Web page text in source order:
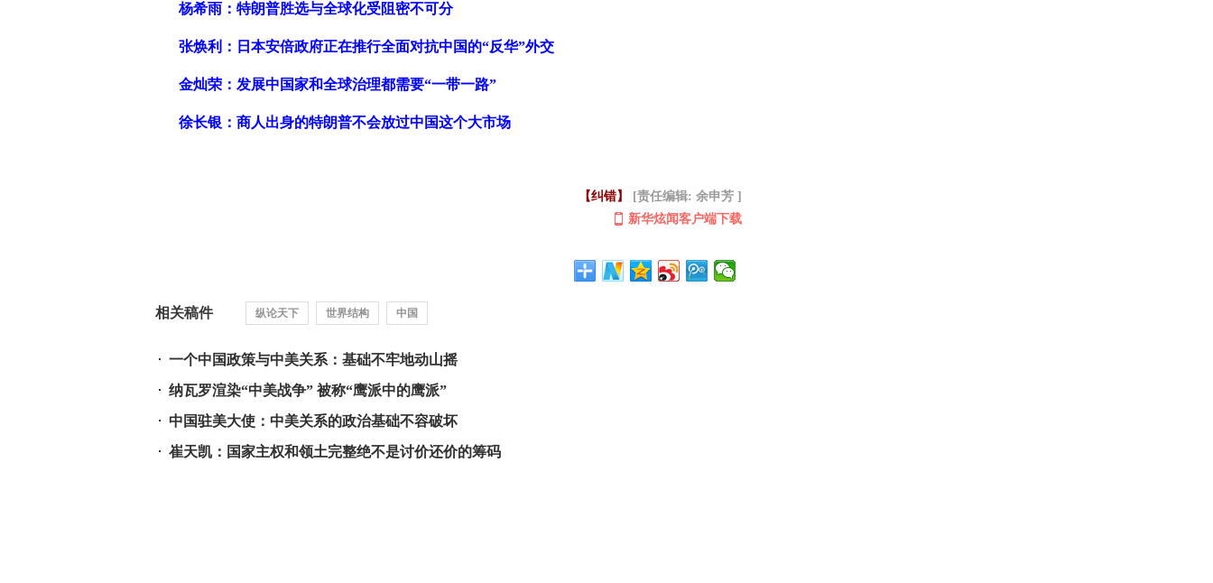
杨希雨：特朗普胜选与全球化受阻密不可分
张焕利：日本安倍政府正在推行全面对抗中国的“反华”外交
金灿荣：发展中国家和全球治理都需要“一带一路”
徐长银：商人出身的特朗普不会放过中国这个大市场
【纠错】
[责任编辑: 余申芳 ]
新华炫闻客户端下载
相关稿件 纵论天下 世界结构 中国
一个中国政策与中美关系：基础不牢地动山摇
纳瓦罗渲染“中美战争” 被称“鹰派中的鹰派”
中国驻美大使：中美关系的政治基础不容破坏
崔天凯：国家主权和领土完整绝不是讨价还价的筹码